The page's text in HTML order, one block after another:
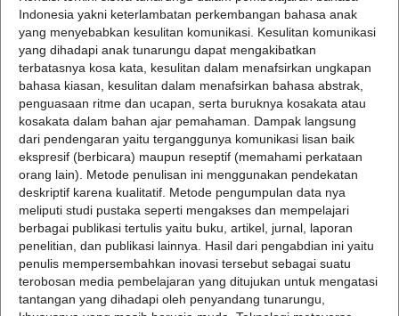
Indonesia yakni keterlambatan perkembangan bahasa anak
yang menyebabkan kesulitan komunikasi. Kesulitan komunikasi
yang dihadapi anak tunarungu dapat mengakibatkan
terbatasnya kosa kata, kesulitan dalam menafsirkan ungkapan
bahasa kiasan, kesulitan dalam menafsirkan bahasa abstrak,
penguasaan ritme dan ucapan, serta buruknya kosakata atau
kosakata dalam bahan ajar pemahaman. Dampak langsung
dari pendengaran yaitu terganggunya komunikasi lisan baik
ekspresif (berbicara) maupun reseptif (memahami perkataan
orang lain). Metode penulisan ini menggunakan pendekatan
deskriptif karena kualitatif. Metode pengumpulan data nya
meliputi studi pustaka seperti mengakses dan mempelajari
berbagai publikasi tertulis yaitu buku, artikel, jurnal, laporan
penelitian, dan publikasi lainnya. Hasil dari pengabdian ini yaitu
penulis mempersembahkan inovasi tersebut sebagai suatu
terobosan media pembelajaran yang ditujukan untuk mengatasi
tantangan yang dihadapi oleh penyandang tunarungu,